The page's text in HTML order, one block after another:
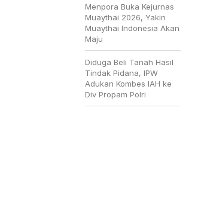
Menpora Buka Kejurnas
Muaythai 2026, Yakin
Muaythai Indonesia Akan
Maju
Diduga Beli Tanah Hasil
Tindak Pidana, IPW
Adukan Kombes IAH ke
Div Propam Polri